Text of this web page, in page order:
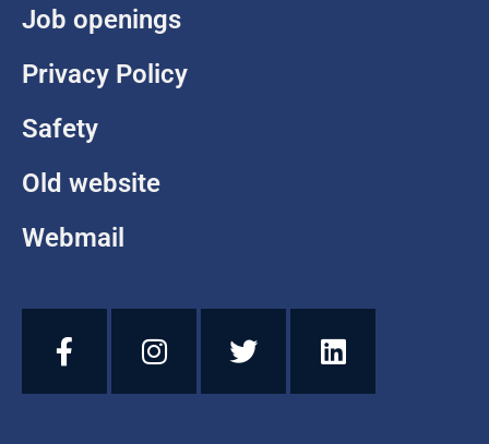
Job openings
Privacy Policy
Safety
Old website
Webmail